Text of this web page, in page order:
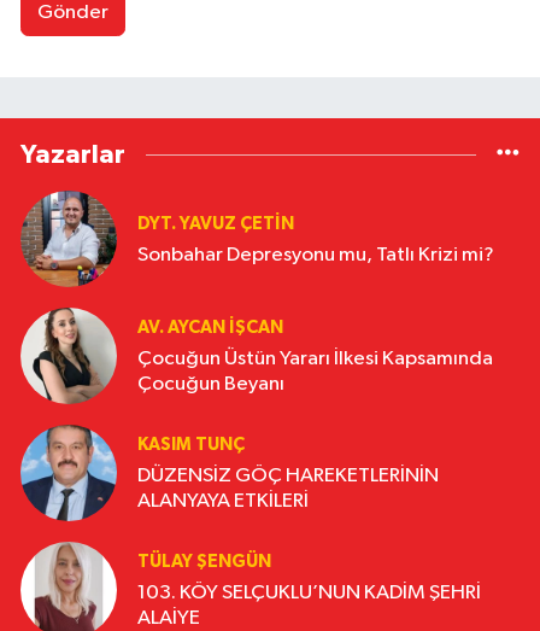
Gönder
Yazarlar
DYT. YAVUZ ÇETİN
Sonbahar Depresyonu mu, Tatlı Krizi mi?
AV. AYCAN İŞCAN
Çocuğun Üstün Yararı İlkesi Kapsamında
Çocuğun Beyanı
KASIM TUNÇ
DÜZENSİZ GÖÇ HAREKETLERİNİN
ALANYAYA ETKİLERİ
TÜLAY ŞENGÜN
103. KÖY SELÇUKLU’NUN KADİM ŞEHRİ
ALAİYE